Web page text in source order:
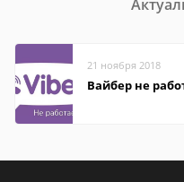
21 ноября 2018
Вайбер не